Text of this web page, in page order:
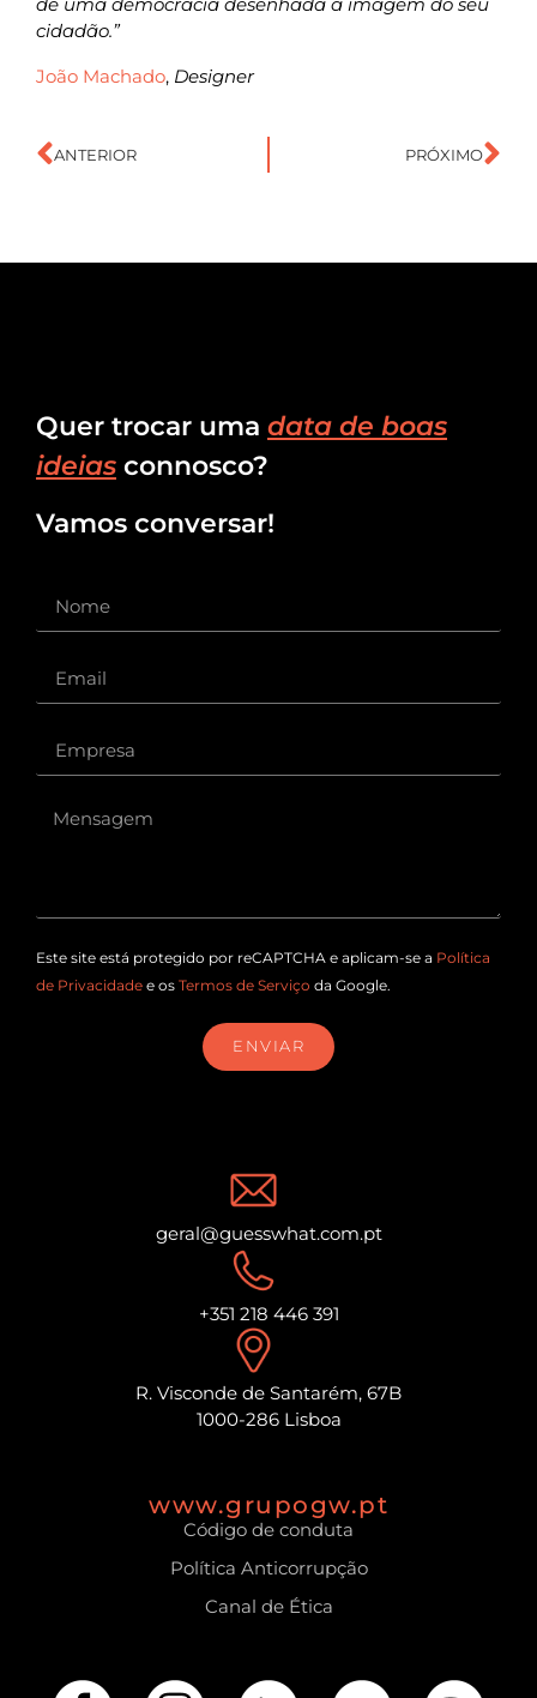
de uma democracia desenhada à imagem do seu
cidadão.”
João Machado, Designer
ANTERIOR PRÓXIMO
Quer trocar uma data de boas
ideias connosco?
Vamos conversar!
Este site está protegido por reCAPTCHA e aplicam-se a Política
de Privacidade e os Termos de Serviço da Google.
ENVIAR
geral@guesswhat.com.pt
+351 218 446 391
R. Visconde de Santarém, 67B
1000-286 Lisboa
www.grupogw.pt
Código de conduta
Política Anticorrupção
Canal de Ética